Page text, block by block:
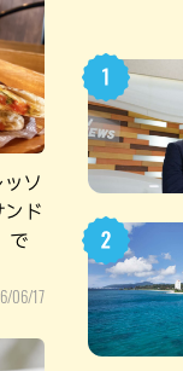
ソ
ンド
で
06/17